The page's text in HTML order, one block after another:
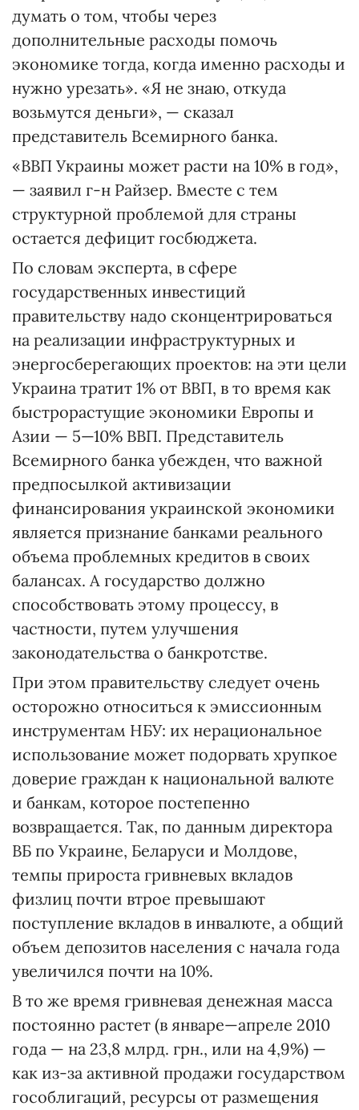
думать о том, чтобы через
дополнительные расходы помочь
экономике тогда, когда именно расходы и
нужно урезать». «Я не знаю, откуда
возьмутся деньги», — сказал
представитель Всемирного банка.
«ВВП Украины может расти на 10% в год»,
— заявил г-н Райзер. Вместе с тем
структурной проблемой для страны
остается дефицит госбюджета.
По словам эксперта, в сфере
государственных инвестиций
правительству надо сконцентрироваться
на реализации инфраструктурных и
энергосберегающих проектов: на эти цели
Украина тратит 1% от ВВП, в то время как
быстрорастущие экономики Европы и
Азии — 5—10% ВВП. Представитель
Всемирного банка убежден, что важной
предпосылкой активизации
финансирования украинской экономики
является признание банками реального
объема проблемных кредитов в своих
балансах. А государство должно
способствовать этому процессу, в
частности, путем улучшения
законодательства о банкротстве.
При этом правительству следует очень
осторожно относиться к эмиссионным
инструментам НБУ: их нерациональное
использование может подорвать хрупкое
доверие граждан к национальной валюте
и банкам, которое постепенно
возвращается. Так, по данным директора
ВБ по Украине, Беларуси и Молдове,
темпы прироста гривневых вкладов
физлиц почти втрое превышают
поступление вкладов в инвалюте, а общий
объем депозитов населения с начала года
увеличился почти на 10%.
В то же время гривневая денежная масса
постоянно растет (в январе—апреле 2010
года — на 23,8 млрд. грн., или на 4,9%) —
как из-за активной продажи государством
гособлигаций, ресурсы от размещения